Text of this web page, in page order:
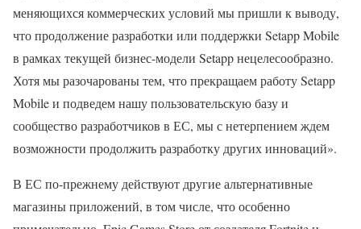
меняющихся коммерческих условий мы пришли к выводу,
что продолжение разработки или поддержки Setapp Mobile
в рамках текущей бизнес-модели Setapp нецелесообразно.
Хотя мы разочарованы тем, что прекращаем работу Setapp
Mobile и подведем нашу пользовательскую базу и
сообщество разработчиков в ЕС, мы с нетерпением ждем
возможности продолжить разработку других инноваций».
В ЕС по-прежнему действуют другие альтернативные
магазины приложений, в том числе, что особенно